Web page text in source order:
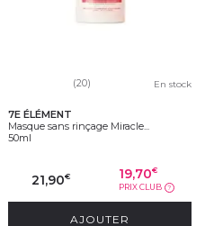
(20) En stock
7E ÉLÉMENT
Masque sans rinçage Miracle...
50ml
21,90€ 19,70€
PRIX CLUB ?
AJOUTER